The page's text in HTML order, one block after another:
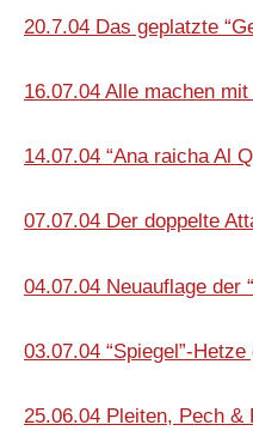
20.7.04 Das geplatzte
16.07.04 Alle machen
14.07.04 “Ana raicha Al
07.07.04 Der doppelte
04.07.04 Neuauflage der
03.07.04 “Spiegel”-
25.06.04 Pleiten, Pech &